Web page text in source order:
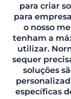
para criar
para
o nosso
tenham a
utilizar.
sequer
soluções
específicas